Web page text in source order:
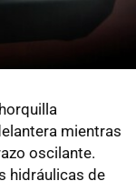
mientras
oscilante.
hidráulicas de